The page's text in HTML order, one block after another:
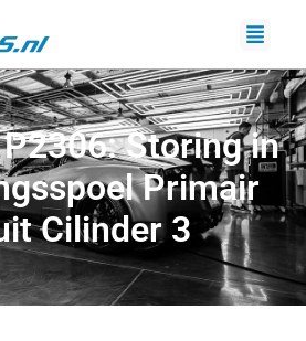
Storing in
Primair
Cilinder 3